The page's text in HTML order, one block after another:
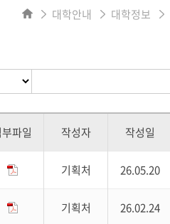
대학안내 대학정보
파일 작성자 작성일
기획처 26.05.20
기획처 26.02.24